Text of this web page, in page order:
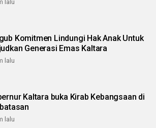
lalu
Komitmen Lindungi Hak Anak Untuk
Generasi Emas Kaltara
lalu
Kaltara buka Kirab Kebangsaan di
lalu